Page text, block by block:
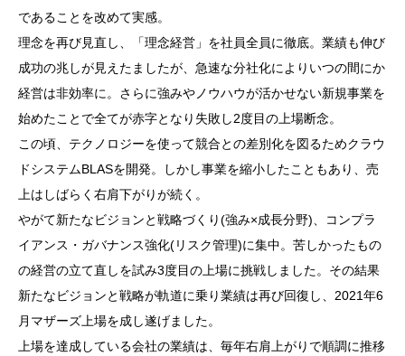
であることを改めて実感。
理念を再び見直し、「理念経営」を社員全員に徹底。業績も伸び
成功の兆しが見えたましたが、急速な分社化によりいつの間にか
経営は非効率に。さらに強みやノウハウが活かせない新規事業を
始めたことで全てが赤字となり失敗し2度目の上場断念。
この頃、テクノロジーを使って競合との差別化を図るためクラウ
ドシステムBLASを開発。しかし事業を縮小したこともあり、売
上はしばらく右肩下がりが続く。
やがて新たなビジョンと戦略づくり(強み×成長分野)、コンプラ
イアンス・ガバナンス強化(リスク管理)に集中。苦しかったもの
の経営の立て直しを試み3度目の上場に挑戦しました。その結果
新たなビジョンと戦略が軌道に乗り業績は再び回復し、2021年6
月マザーズ上場を成し遂げました。
上場を達成している会社の業績は、毎年右肩上がりで順調に推移